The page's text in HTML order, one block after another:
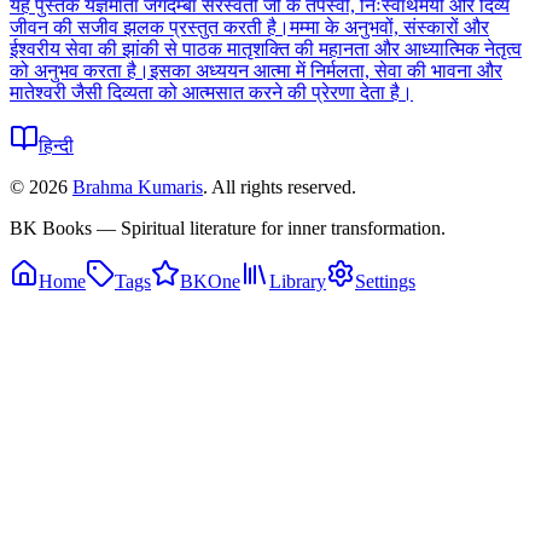
यह पुस्तक यज्ञमाता जगदम्बा सरस्वती जी के तपस्वी, निःस्वार्थमयी और दिव्य
जीवन की सजीव झलक प्रस्तुत करती है।मम्मा के अनुभवों, संस्कारों और
ईश्वरीय सेवा की झांकी से पाठक मातृशक्ति की महानता और आध्यात्मिक नेतृत्व
को अनुभव करता है।इसका अध्ययन आत्मा में निर्मलता, सेवा की भावना और
मातेश्वरी जैसी दिव्यता को आत्मसात करने की प्रेरणा देता है।
हिन्दी
© 2026 Brahma Kumaris. All rights reserved.
BK Books — Spiritual literature for inner transformation.
Home Tags BKOne Library Settings